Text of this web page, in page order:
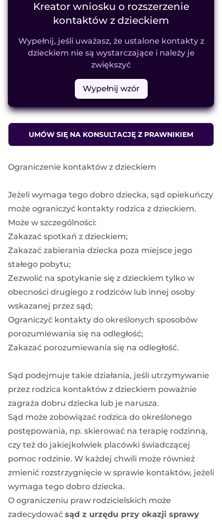
Kreator wniosku o rozszerzenie
kontaktów z dzieckiem
Wypełnij, jeśli uważasz, że ustalone kontakty z
dzieckiem nie są wystarczające i należy je
zwiększyć
Wypełnij wzór
UMÓW SIĘ NA KONSULTACJĘ Z PRAWNIKIEM
Ograniczenie kontaktów z dzieckiem
Jeżeli wymaga tego dobro dziecka, sąd opiekuńczy
może ograniczyć kontakty rodzica z dzieckiem.
Może w szczególności:
Zakazać spotkań z dzieckiem;
Zakazać zabierania dziecka poza miejsce jego
stałego pobytu;
Zezwolić na spotykanie się z dzieckiem tylko w
obecności drugiego z rodziców lub innej osoby
wskazanej przez sąd;
Ograniczyć kontakty do określonych sposobów
porozumiewania się na odległość;
Zakazać porozumiewania się na odległość.
Sąd podejmuje takie działania, jeśli utrzymywanie
przez rodzica kontaktów z dzieckiem poważnie
zagraża dobru dziecka lub je narusza.
Sąd może zobowiązać rodzica do określonego
postępowania, np. skierować na terapię rodzinną,
czy też do jakiejkolwiek placówki świadczącej
pomoc rodzinie. W każdej chwili może również
zmienić rozstrzygnięcie w sprawie kontaktów, jeżeli
wymaga tego dobro dziecka.
O ograniczeniu praw rodzicielskich może
zadecydować sąd z urzędu przy okazji sprawy